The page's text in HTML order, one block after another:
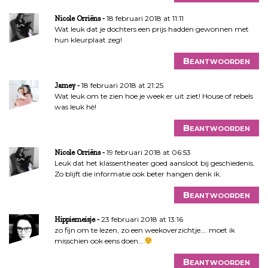
t
i
e
Nicole Orriëns
18 februari 2018 at 11:11
Wat leuk dat je dochters een prijs hadden gewonnen met
hun kleurplaat zeg!
Beantwoorden
Jamey
18 februari 2018 at 21:25
Wat leuk om te zien hoe je week er uit ziet! House of rebels
was leuk hè!
Beantwoorden
Nicole Orriëns
19 februari 2018 at 06:53
Leuk dat het klassentheater goed aansloot bij geschiedenis.
Zo blijft die informatie ook beter hangen denk ik.
Beantwoorden
Hippiemeisje
23 februari 2018 at 13:16
zo fijn om te lezen, zo een weekoverzichtje…. moet ik
misschien ook eens doen…
Beantwoorden